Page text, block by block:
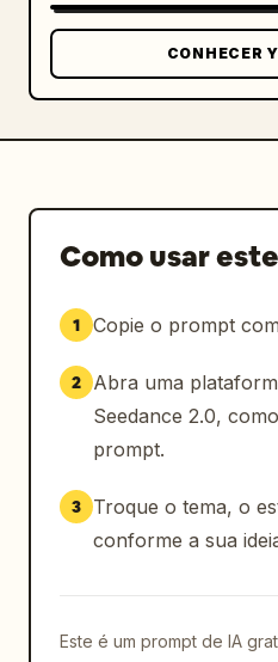
CONHECER
Como usar
1 Copie o prompt
2
Abra uma
Seedance 2.0,
prompt.
3
Troque o tema, o
conforme a sua
Este é um prompt de IA